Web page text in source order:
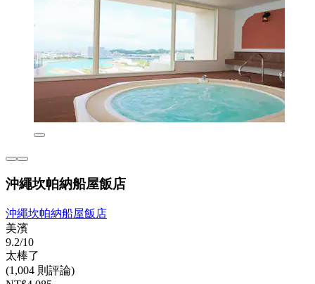
沖繩坎帕納船屋飯店
沖繩坎帕納船屋飯店
美濱
9.2/10
太棒了
(1,004 則評論)